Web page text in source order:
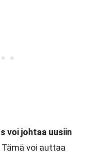
voi johtaa uusiin
Tämä voi auttaa